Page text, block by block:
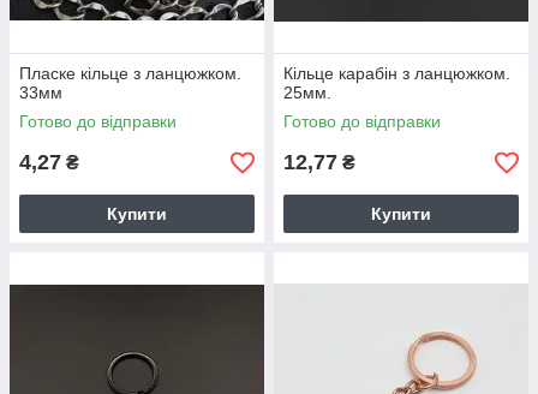
Пласке кільце з ланцюжком.
33мм
Готово до відправки
4,27 ₴
Купити
Кільце карабін з ланцюжком.
25мм.
Готово до відправки
12,77 ₴
Купити